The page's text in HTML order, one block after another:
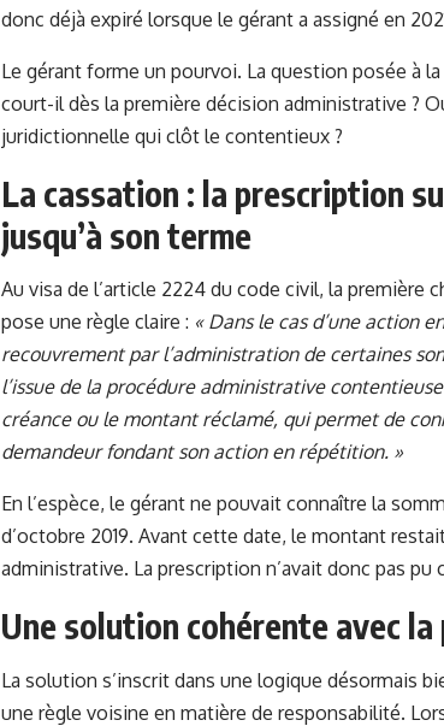
donc déjà expiré lorsque le gérant a assigné en
Le gérant forme un pourvoi. La question posée à
court-il dès la première décision administrative ?
juridictionnelle qui clôt le contentieux ?
La cassation : la prescription
jusqu’à son terme
Au visa de l’article 2224 du code civil, la première
pose une règle claire : « Dans le cas d’une action
recouvrement par l’administration de certaines
l’issue de la procédure administrative
créance ou le montant réclamé, qui permet de
demandeur fondant son action en répétition. »
En l’espèce, le gérant ne pouvait connaître la
d’octobre 2019. Avant cette date, le montant
administrative. La prescription n’avait donc pas pu
Une solution cohérente avec
La solution s’inscrit dans une logique désormais
une règle voisine en matière de responsabilité.